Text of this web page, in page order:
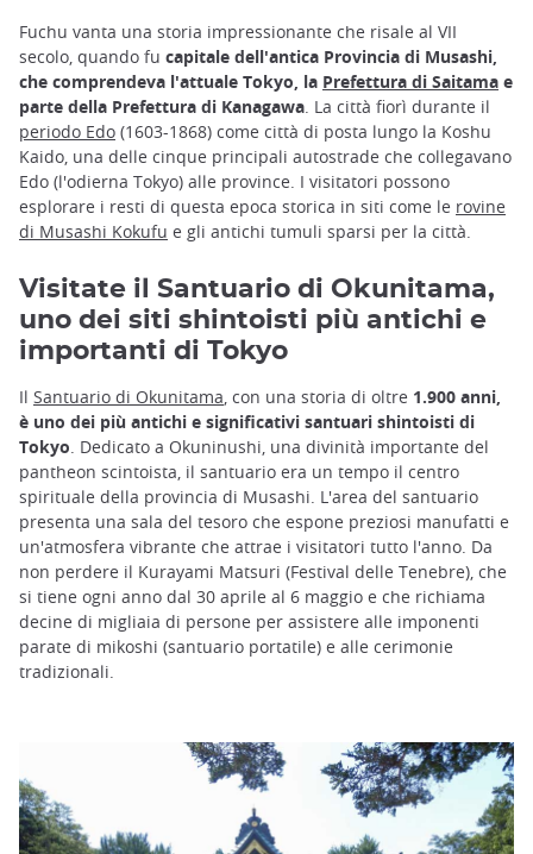
Fuchu vanta una storia impressionante che risale al VII
secolo, quando fu capitale dell'antica Provincia di Musashi,
che comprendeva l'attuale Tokyo, la Prefettura di Saitama e
parte della Prefettura di Kanagawa . La città fiorì durante il
periodo Edo (1603-1868) come città di posta lungo la Koshu
Kaido, una delle cinque principali autostrade che collegavano
Edo (l'odierna Tokyo) alle province. I visitatori possono
esplorare i resti di questa epoca storica in siti come le rovine
di Musashi Kokufu e gli antichi tumuli sparsi per la città.
Visitate il Santuario di Okunitama,
uno dei siti shintoisti più antichi e
importanti di Tokyo
Il Santuario di Okunitama , con una storia di oltre 1.900 anni,
è uno dei più antichi e significativi santuari shintoisti di
Tokyo . Dedicato a Okuninushi, una divinità importante del
pantheon scintoista, il santuario era un tempo il centro
spirituale della provincia di Musashi. L'area del santuario
presenta una sala del tesoro che espone preziosi manufatti e
un'atmosfera vibrante che attrae i visitatori tutto l'anno. Da
non perdere il Kurayami Matsuri (Festival delle Tenebre), che
si tiene ogni anno dal 30 aprile al 6 maggio e che richiama
decine di migliaia di persone per assistere alle imponenti
parate di mikoshi (santuario portatile) e alle cerimonie
tradizionali.